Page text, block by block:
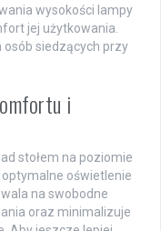
wysokości lampy
jej użytkowania.
osób siedzących przy
i
stołem na poziomie
oświetlenie
na swobodne
oraz minimalizuje